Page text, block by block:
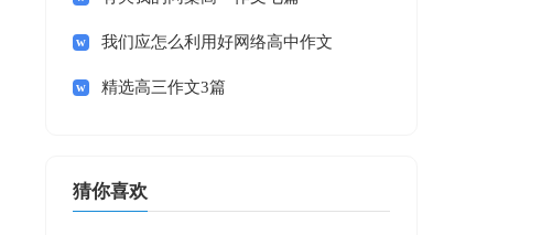
我们应怎么利用好网络高中作文
精选高三作文3篇
猜你喜欢